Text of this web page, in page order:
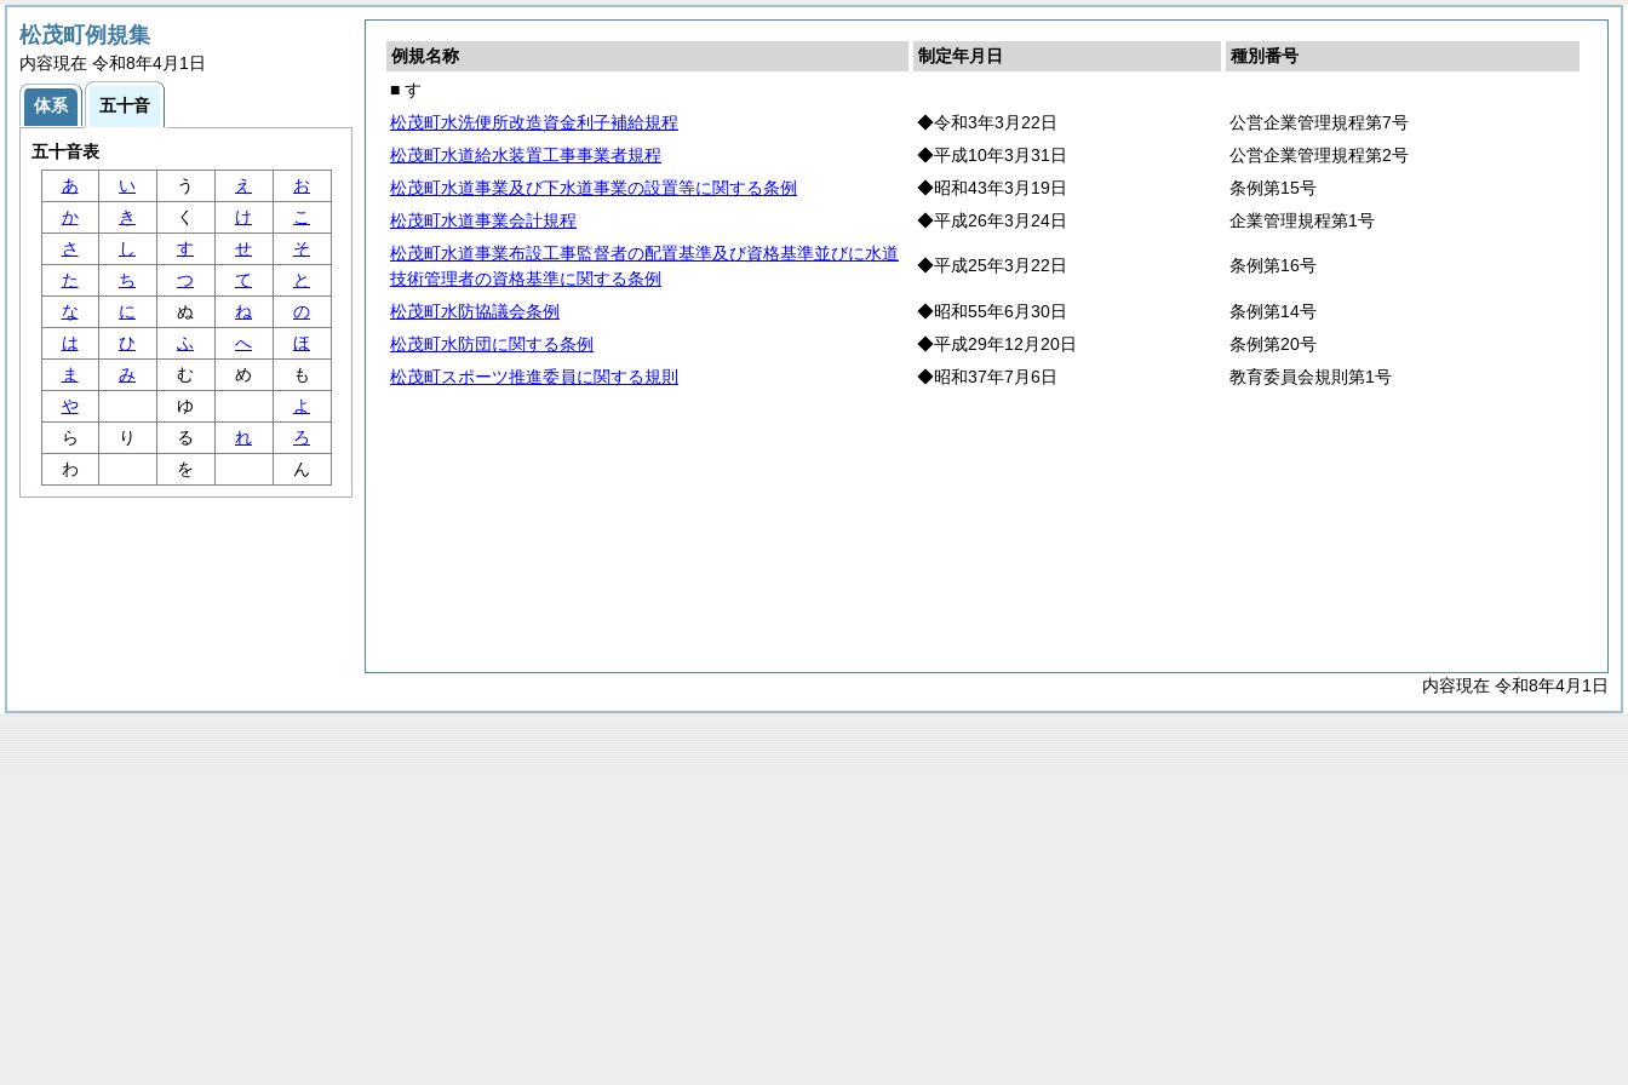
例規名称 制定年月日
種別番号
■ す
松茂町水洗便所改造資金利子補給規程
◆令和3年3月22日
公営企業管理規程第7号
松茂町水道給水装置工事事業者規程
◆平成10年3月31日
公営企業管理規程第2号
松茂町水道事業及び下水道事業の設置等に関する条例
◆昭和43年3月19日
条例第15号
松茂町水道事業会計規程
◆平成26年3月24日
企業管理規程第1号
松茂町水道事業布設工事監督者の配置基準及び資格基準並びに水道
技術管理者の資格基準に関する条例
◆平成25年3月22日 条例第16号
松茂町水防協議会条例 ◆昭和55年6月30日
条例第14号
松茂町水防団に関する条例
◆平成29年12月20日
条例第20号
松茂町スポーツ推進委員に関する規則
◆昭和37年7月6日 教育委員会規則第1号
内容現在 令和8年4月1日
松茂町例規集
内容現在 令和8年4月1日
体系 五十音
五十音表
あ
い う え
お
か
き く け
こ
さ
し す せ
そ
た
ち つ て
と
な
に ぬ ね
の
は
ひ ふ へ
ほ
ま
み む め
も
や
ゆ
よ
ら
り る れ
ろ
わ
を ん